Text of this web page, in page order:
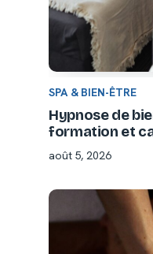
SPA & BIEN-ÊTRE
Hypnose de
formation et
août 5, 2026